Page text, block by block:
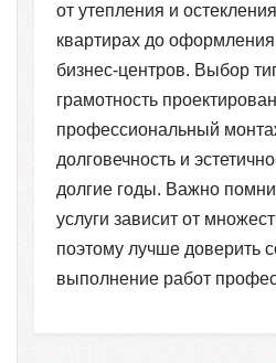
от утепления и
квартирах до
бизнес-центров. Выбор
грамотность
профессиональный
долговечность и
долгие годы. Важно
услуги зависит от
поэтому лучше доверить
выполнение работ